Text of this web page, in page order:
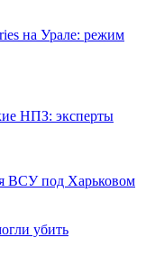
на Урале: режим
НПЗ: эксперты
ВСУ под Харьковом
убить